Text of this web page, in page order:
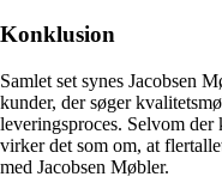
Konklusion
Samlet set synes Jacobsen
kunder, der søger
leveringsproces. Selvom
virker det som om, at
med Jacobsen Møbler.